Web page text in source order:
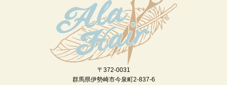
〒372-0031
群馬県伊勢崎市今泉町2-837-6